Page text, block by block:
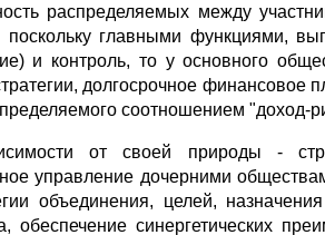
распределяемых между
поскольку главными функциями,
и контроль, то у основного
долгосрочное
соотношением "доход-
от своей природы -
управление дочерними
объединения, целей,
обеспечение синергетических